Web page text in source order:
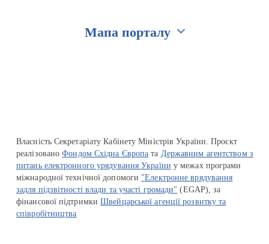
Мапа порталу
Власність Секретаріату Кабінету Міністрів України. Проєкт
реалізованоФондом Східна Європа та Державним агентством з
питань електронного урядування України у межах програми
міжнародної технічної допомоги "Електронне врядування
задля підзвітності влади та участі громади" (EGAP), за
фінансової підтримкиШвейцарської агенції розвитку та
співробітництва